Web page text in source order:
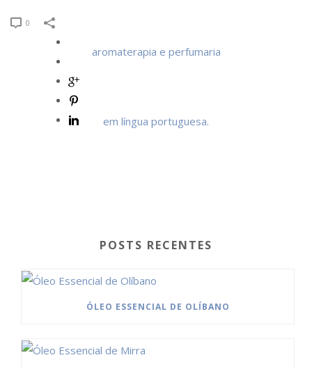
0
POSTS RECENTES
ÓLEO ESSENCIAL DE OLÍBANO